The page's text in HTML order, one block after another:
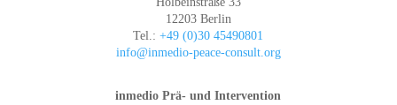
12203 Berlin
Tel.:+49 (0)30 45490801
info@inmedio-peace-consult.org
inmedio Prä- und Intervention